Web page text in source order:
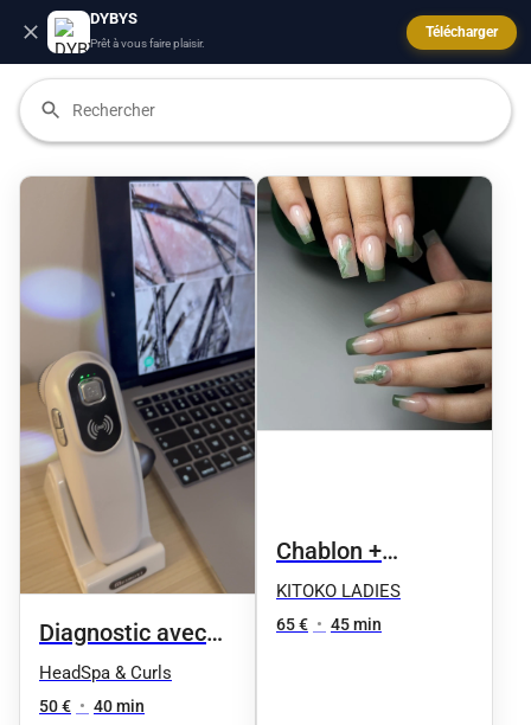
DYBYS
Prêt à vous faire plaisir.
Télécharger
Diagnostic avec
caméra
(prévention,
HeadSpa & Curls
50 € • 40 min
Chablon +
Déco(Nails Art)
KITOKO LADIES
65 € • 45 min